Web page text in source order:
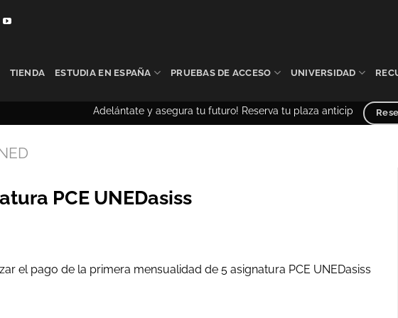
TIENDA ESTUDIA EN ESPAÑA PRUEBAS DE ACCESO UNIVERSIDAD
Adelántate y asegura tu futuro! Reserva tu plaza anticipada – PCE
PCE UNEDasiss
el pago de la primera mensualidad de 5 asignatura PCE UNEDasiss